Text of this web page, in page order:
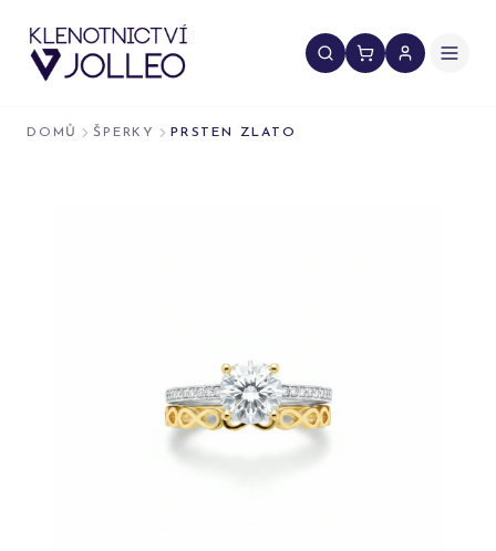
DOMŮ ŠPERKY PRSTEN ZLATO